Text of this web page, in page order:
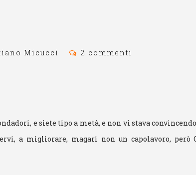
Micucci 2 commenti
e siete tipo a metà, e non vi stava
a migliorare, magari non un capolavoro, però